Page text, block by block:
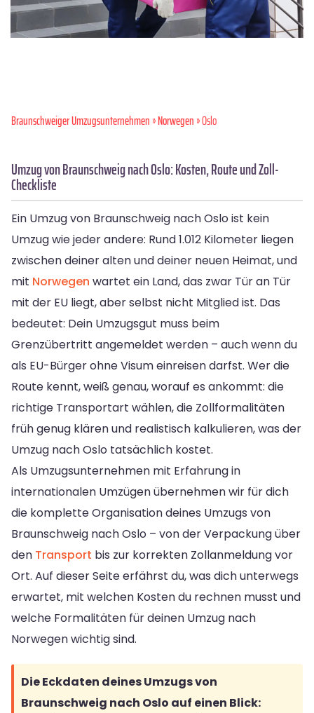
Braunschweiger Umzugsunternehmen»Norwegen» Oslo
Umzug von Braunschweig nach Oslo: Kosten, Route und Zoll-
Checkliste
Ein Umzug von Braunschweig nach Oslo ist kein
Umzug wie jeder andere: Rund 1.012 Kilometer liegen
zwischen deiner alten und deiner neuen Heimat, und
mit Norwegen wartet ein Land, das zwar Tür an Tür
mit der EU liegt, aber selbst nicht Mitglied ist. Das
bedeutet: Dein Umzugsgut muss beim
Grenzübertritt angemeldet werden – auch wenn du
als EU-Bürger ohne Visum einreisen darfst. Wer die
Route kennt, weiß genau, worauf es ankommt: die
richtige Transportart wählen, die Zollformalitäten
früh genug klären und realistisch kalkulieren, was der
Umzug nach Oslo tatsächlich kostet.
Als Umzugsunternehmen mit Erfahrung in
internationalen Umzügen übernehmen wir für dich
die komplette Organisation deines Umzugs von
Braunschweig nach Oslo – von der Verpackung über
den Transport bis zur korrekten Zollanmeldung vor
Ort. Auf dieser Seite erfährst du, was dich unterwegs
erwartet, mit welchen Kosten du rechnen musst und
welche Formalitäten für deinen Umzug nach
Norwegen wichtig sind.
Die Eckdaten deines Umzugs von
Braunschweig nach Oslo auf einen Blick: